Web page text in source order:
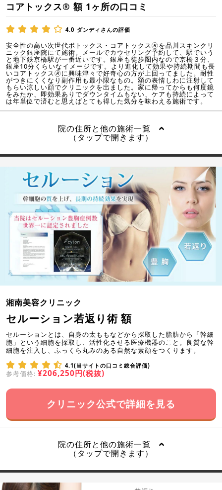
コアトックス® 額 1ヶ所の口コミ
4.0 ダンディさんの評価
安全性の高い次世代ボトックス・コアトックス🄬を品川スキンクリ
ニック銀座院にて施術。メールでカウセリング予約して、駅でいう
と地下鉄京橋駅が一番近いです。銀座も徒歩圏内なので京橋３分、
銀座10分くらいなイメージです。より進化して効果や持続期間も長
いコアトックス🄬に興味津々で好奇心の方が上回ってました。耐性
がつきにくくなり副作用も最小限なもの。額の表情しわに注射して
もらい涼しい顔でクリニックを出ました。家に帰ってからも何度鏡
をみたか、即効果ありでダウンタイムもない、ケアも持続によって
は年単位で済むと思えばとても得した気分を味わえる施術です。
院の住所と他の施術一覧
（タップで開きます）
湘南美容クリニック
セルーション若返り術 額
セルーションとは、自身の太ももなどから採取した脂肪から「幹細
胞」という細胞を採取し、活性化させる医療機器のこと。良質な幹
細胞を注入し、ふっくら丸みのある自然な素顔をつくります。
4.1(当サイトの口コミ総合評価)
参考価格: ¥206,250円(税抜)
クリニック公式で詳細を見る
院の住所と他の施術一覧
（タップで開きます）